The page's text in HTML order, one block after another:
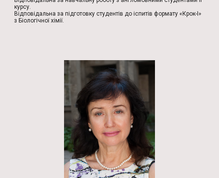
курсу.
Відповідальна за підготовку студентів до іспитів формату «Крок-І»
з Біологічної хімії.